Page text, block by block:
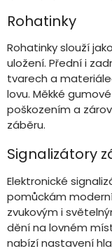
Rohatinky
Rohatinky slouží
uložení. Přední i
tvarech a
lovu. Měkké
poškozením a
záběru.
Signalizátory
Elektronické
pomůckám
zvukovým i
dění na lovném
nabízí nastavení